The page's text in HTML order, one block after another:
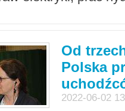
Od
Polska
2022-06-02